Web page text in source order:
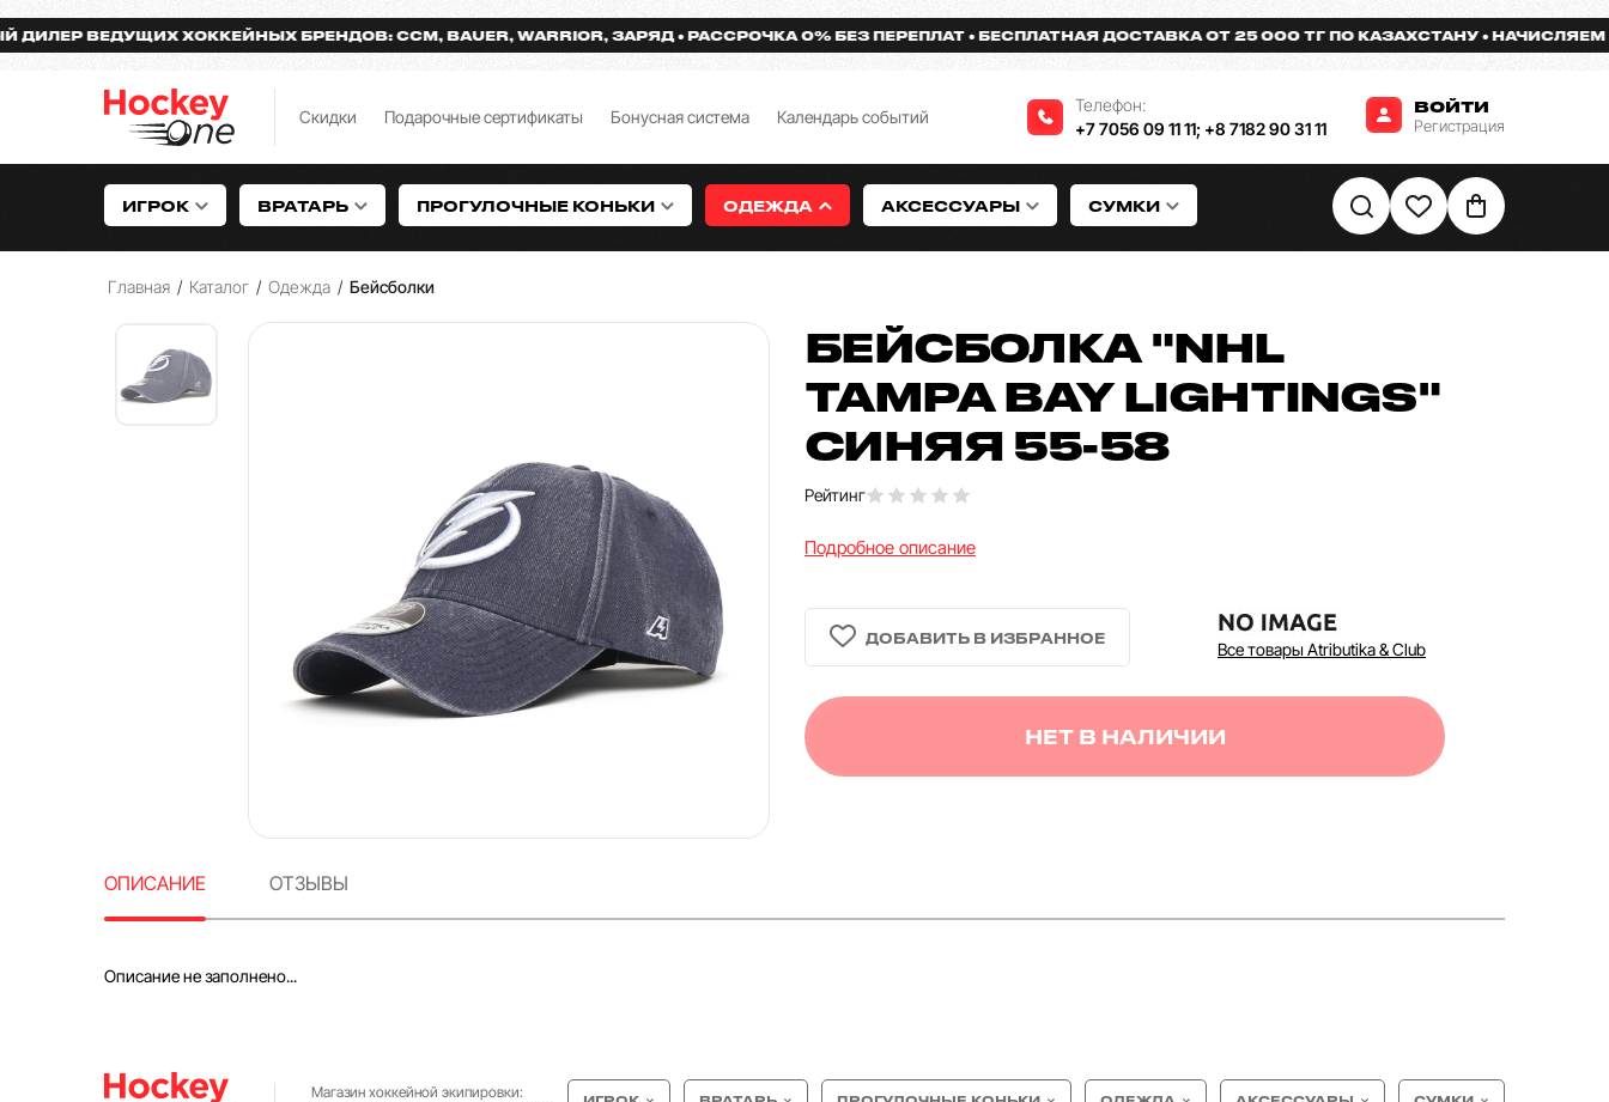
ВЕДУЩИХ ХОККЕЙНЫХ БРЕНДОВ: CCM, BAUER, WARRIOR, ЗАРЯД РАССРОЧКА 0% БЕЗ ПЕРЕПЛАТ БЕСПЛАТНАЯ ДОСТАВКА ОТ 25 000 ТГ ПО КАЗАХСТАНУ НАЧИСЛЯЕМ
Скидки Подарочные сертификаты Бонусная система Календарь событий
Телефон:
+7 7056 09 11 11; +8 7182 90 31 11
ВОЙТИ
Регистрация
ИГРОК ВРАТАРЬ ПРОГУЛОЧНЫЕ КОНЬКИ ОДЕЖДА АКСЕССУАРЫ СУМКИ
Главная / Каталог / Одежда / Бейсболки
БЕЙСБОЛКА "NHL
TAMPA BAY LIGHTINGS"
СИНЯЯ 55-58
Рейтинг
Подробное описание
Все товары Atributika & Club
НЕТ В НАЛИЧИИ
ОПИСАНИЕ ОТЗЫВЫ
Описание не заполнено...
Магазин хоккейной экипировки: